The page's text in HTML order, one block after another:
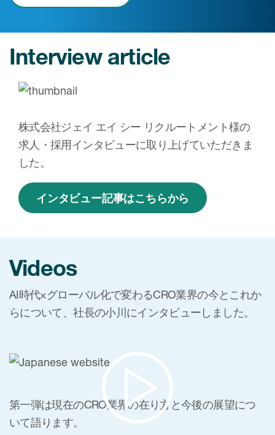
Interview article
株式会社ジェイ エイ シー リクルートメント様の
求人・採用インタビューに取り上げていただきま
した。
インタビュー記事はこちらから
Videos
AI時代×グローバル化で変わるCRO業界の今とこれか
らについて、社長の小川にインタビューしました。
第一弾は現在のCRO業界の在り方と今後の展望につ
いて語ります。